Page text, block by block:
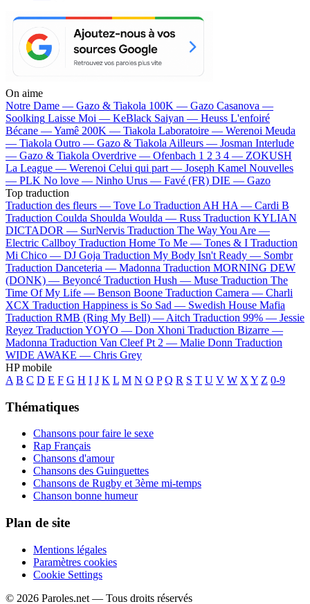
On aime
Notre Dame — Gazo & Tiakola 100K — Gazo Casanova —
Soolking Laisse Moi — KeBlack Saiyan — Heuss L'enfoiré
Bécane —Yamê 200K — Tiakola Laboratoire — Werenoi Meuda
— Tiakola Outro — Gazo & Tiakola Ailleurs — Josman Interlude
— Gazo & Tiakola Overdrive — Ofenbach 1 2 3 4 — ZOKUSH
La League — Werenoi Celui qui part — Joseph Kamel Nouvelles
— PLK No love — Ninho Urus — Favé (FR) DIE — Gazo
Top traduction
Traduction des fleurs — Tove Lo Traduction AH HA — Cardi B
Traduction Coulda Shoulda Woulda — Russ Traduction KYLIAN
DICTADOR — SurNervis Traduction The Way You Are —
Electric Callboy Traduction Home To Me — Tones & I Traduction
Mi Chico — DJ Goja Traduction My Body Isn't Ready — Sombr
Traduction Danceteria — Madonna Traduction MORNING DEW
(DONK) — Beyoncé Traduction Hush — Muse Traduction The
Time Of My Life — Benson Boone Traduction Camera — Charli
XCX Traduction Happiness is So Sad — Swedish House Mafia
Traduction RMB (Ring My Bell) — Aitch Traduction 99% — Jessie
Reyez Traduction YOYO — Don Xhoni Traduction Bizarre —
Madonna Traduction Van Cleef Pt 2 — Malie Donn Traduction
WIDE AWAKE — Chris Grey
HP mobile
A B C D E F G H I J K L M N O P Q R S T U V W X Y Z 0-9
Thématiques
Chansons pour faire le sexe
Rap Français
Chansons d'amour
Chansons des Guinguettes
Chansons de Rugby et 3ème mi-temps
Chanson bonne humeur
Plan de site
Mentions légales
Paramètres cookies
Cookie Settings
© 2026 Paroles.net — Tous droits réservés